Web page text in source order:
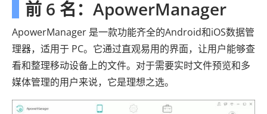
前 6 名：ApowerManager
ApowerManager 是一款功能齐全的Android和iOS数据管
理器，适用于 PC。它通过直观易用的界面，让用户能够查
看和整理移动设备上的文件。对于需要实时文件预览和多
媒体管理的用户来说，它是理想之选。